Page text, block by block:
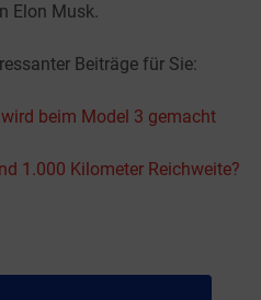
Elon Musk.
Beiträge für Sie:
beim Model 3 gemacht
1.000 Kilometer Reichweite?